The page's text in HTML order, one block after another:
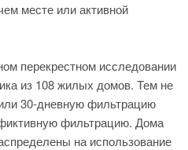
месте или активной
перекрестном исследовании
из 108 жилых домов. Тем не
30-дневную фильтрацию
фильтрацию. Дома
на использование